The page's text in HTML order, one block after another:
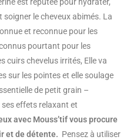
est réputée pour hydrater,
le cheveux abimés. La
et reconnue pour les
pourtant pour les
cuirs chevelus irrités, Elle va
sur les pointes et elle soulage
de petit grain –
effets relaxant et
avec Mouss’tif vous procure
et de détente. Pensez à utiliser